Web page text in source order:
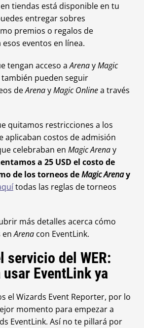
tiendas está disponible en tu
entregar sobres
premios o regalos de
eventos en línea.
tengan acceso aArenayMagic
también pueden seguir
deArenayMagic Onlinea través
quitamos restricciones a los
aplicaban costos de admisión
celebraban en Magic Arenay
a 25 USD el costo de
de los torneos deMagic Arenay
todas las reglas de torneos
más detalles acerca cómo
enArena con EventLink.
servicio del WER:
EventLink ya
el Wizards Event Reporter, por lo
momento para empezar a
EventLink. Así no te pillará por